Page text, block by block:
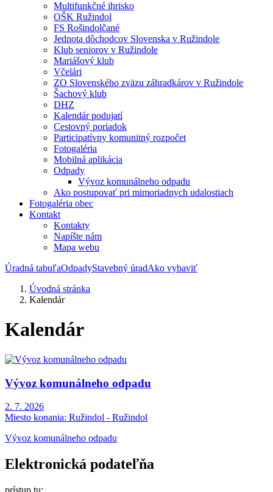
Multifunkčné ihrisko
OŠK Ružindol
FS Rošindolčané
Jednota dôchodcov Slovenska v Ružindole
Klub seniorov v Ružindole
Mariášový klub
Včelári
ZO Slovenského zväzu záhradkárov v Ružindole
Šachový klub
DHZ
Kalendár podujatí
Cestovný poriadok
Participatívny komunitný rozpočet
Fotogaléria
Mobilná aplikácia
Odpady
Vývoz komunálneho odpadu
Ako postupovať pri mimoriadnych udalostiach
Fotogaléria obec
Kontakt
Kontakty
Napíšte nám
Mapa webu
Úradná tabuľaOdpadyStavebný úradAko vybaviť
Úvodná stránka
Kalendár
Kalendár
Vývoz komunálneho odpadu
2. 7. 2026
Miesto konania: Ružindol - Ružindol
Vývoz komunálneho odpadu
Elektronická podateľňa